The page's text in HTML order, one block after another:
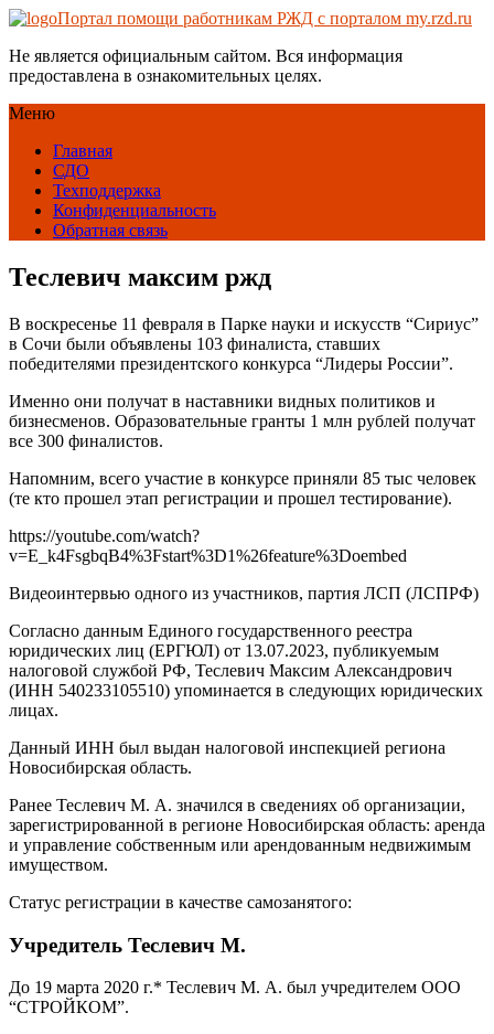
Портал помощи работникам РЖД с порталом my.rzd.ru
Не является официальным сайтом. Вся информация
предоставлена в ознакомительных целях.
Меню
Главная
СДО
Техподдержка
Конфиденциальность
Обратная связь
Теслевич максим ржд
В воскресенье 11 февраля в Парке науки и искусств “Сириус”
в Сочи были объявлены 103 финалиста, ставших
победителями президентского конкурса “Лидеры России”.
Именно они получат в наставники видных политиков и
бизнесменов. Образовательные гранты 1 млн рублей получат
все 300 финалистов.
Напомним, всего участие в конкурсе приняли 85 тыс человек
(те кто прошел этап регистрации и прошел тестирование).
https://youtube.com/watch?
v=E_k4FsgbqB4%3Fstart%3D1%26feature%3Doembed
Видеоинтервью одного из участников, партия ЛСП (ЛСПРФ)
Согласно данным Единого государственного реестра
юридических лиц (ЕРГЮЛ) от 13.07.2023, публикуемым
налоговой службой РФ, Теслевич Максим Александрович
(ИНН 540233105510) упоминается в следующих юридических
лицах.
Данный ИНН был выдан налоговой инспекцией региона
Новосибирская область.
Ранее Теслевич М. А. значился в сведениях об организации,
зарегистрированной в регионе Новосибирская область: аренда
и управление собственным или арендованным недвижимым
имуществом.
Статус регистрации в качестве самозанятого:
Учредитель Теслевич М.
До 19 марта 2020 г.* Теслевич М. А. был учредителем ООО
“СТРОЙКОМ”.